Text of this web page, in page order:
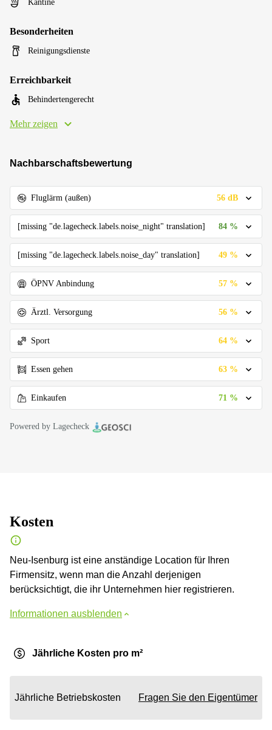
Kantine
Besonderheiten
Reinigungsdienste
Erreichbarkeit
Behindertengerecht
Mehr zeigen
Nachbarschaftsbewertung
Fluglärm (außen) 56 dB
[missing "de.lagecheck.labels.noise_night" translation] 84 %
[missing "de.lagecheck.labels.noise_day" translation] 49 %
ÖPNV Anbindung 57 %
Ärztl. Versorgung 56 %
Sport 64 %
Essen gehen 63 %
Einkaufen 71 %
Powered by Lagecheck
Kosten
Neu-Isenburg ist eine anständige Location für Ihren
Firmensitz, wenn man die Anzahl derjenigen
berücksichtigt, die ihr Unternehmen hier registrieren.
Informationen ausblenden
Jährliche Kosten pro m²
Jährliche Betriebskosten Fragen Sie den Eigentümer